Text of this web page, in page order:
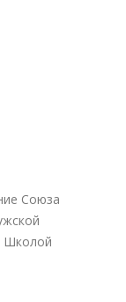
Союза
Школой